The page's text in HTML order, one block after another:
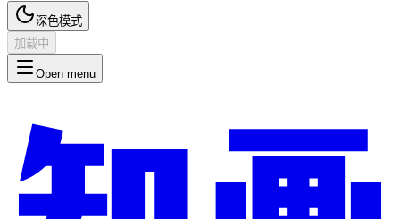
深色模式
加载中
Open menu